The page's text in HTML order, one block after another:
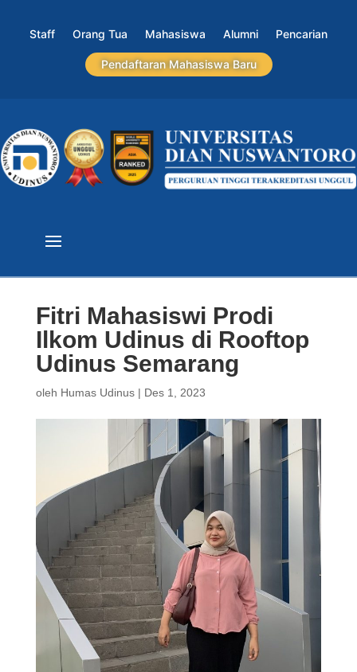
Staff Orang Tua Mahasiswa Alumni Pencarian
Pendaftaran Mahasiswa Baru
Fitri Mahasiswi Prodi
Ilkom Udinus di Rooftop
Udinus Semarang
oleh Humas Udinus| Des 1, 2023